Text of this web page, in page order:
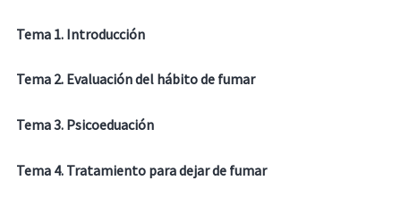
Tema 1. Introducción
Tema 2. Evaluación del hábito de fumar
Tema 3. Psicoeduación
Tema 4. Tratamiento para dejar de fumar